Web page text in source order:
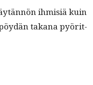
ihmisiä kuin
takana pyörit­